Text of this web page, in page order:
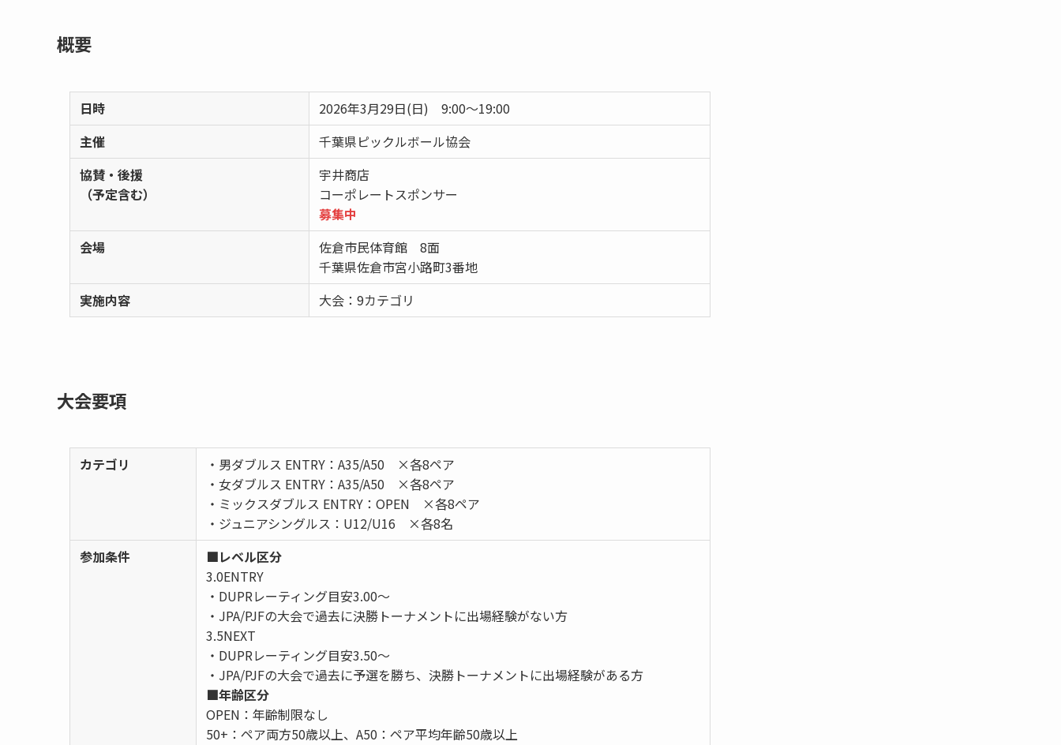
概要
日時
2026年3月29日(日) 9:00～19:00
主催
千葉県ピックルボール協会
協賛・後援
（予定含む）
宇井商店
コーポレートスポンサー
募集中
会場
佐倉市民体育館 8面
千葉県佐倉市宮小路町3番地
実施内容
大会：9カテゴリ
大会要項
カテゴリ
・男ダブルス ENTRY：A35/A50 ×各8ペア
・女ダブルス ENTRY：A35/A50 ×各8ペア
・ミックスダブルス ENTRY：OPEN ×各8ペア
・ジュニアシングルス：U12/U16 ×各8名
参加条件
■レベル区分
3.0ENTRY
・DUPRレーティング目安3.00～
・JPA/PJFの大会で過去に決勝トーナメントに出場経験がない方
3.5NEXT
・DUPRレーティング目安3.50～
・JPA/PJFの大会で過去に予選を勝ち、決勝トーナメントに出場経験がある方
■年齢区分
OPEN：年齢制限なし
50+：ペア両方50歳以上、A50：ペア平均年齢50歳以上